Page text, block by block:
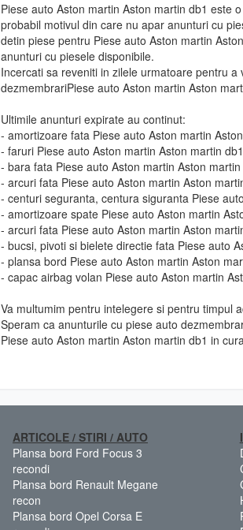
Piese auto Aston martin Aston martin db1 este
probabil motivul din care nu apar anunturi cu
detin piese pentru Piese auto Aston martin
anunturi cu piesele disponibile.
Incercati sa reveniti in zilele urmatoare pentru
dezmembrariPiese auto Aston martin Aston
Ultimile anunturi expirate au continut:
- amortizoare fata Piese auto Aston martin
- faruri Piese auto Aston martin Aston martin db1
- bara fata Piese auto Aston martin Aston martin
- arcuri fata Piese auto Aston martin Aston
- centuri seguranta, centura siguranta Piese
- amortizoare spate Piese auto Aston martin
- arcuri fata Piese auto Aston martin Aston
- bucsi, pivoti si bielete directie fata Piese auto
- plansa bord Piese auto Aston martin Aston
- capac airbag volan Piese auto Aston martin
Va multumim pentru intelegere si pentru timpul
Speram ca anunturile cu piese auto
Piese auto Aston martin Aston martin db1 in
ARTICOLE / STIRI / AUTO
Plansa bord Ford Focus 3
recondi
Plansa bord Renault Megane
recon
Plansa bord Opel Corsa E